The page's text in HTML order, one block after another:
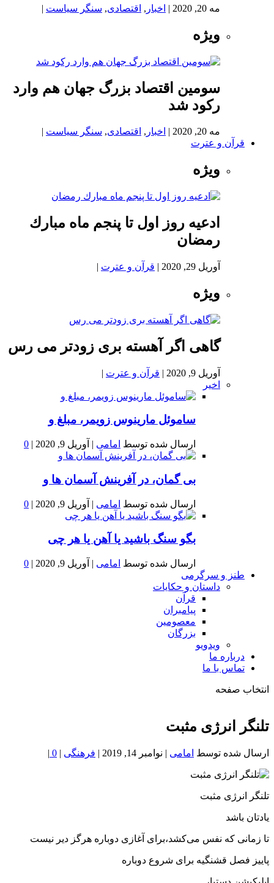
مه 20, 2020 | اخبار , اقتصادی, سنگر سیاست |
ویژه
سومین اقتصاد بزرگ جهان هم وارد
رکود شد
مه 20, 2020 | اخبار , اقتصادی, سنگر سیاست |
قرآن و عترت
ویژه
ادعيه روز اول تا پنجم ماه مبارك
رمضان
آوریل 29, 2020 | قرآن و عترت |
ویژه
گاهی اگر آهسته بری زودتر می رس
آوریل 9, 2020 | قرآن و عترت |
اخیر
ساموئل مارینوس زویمر، مبلغ و
ارسال شده توسط امامی | آوریل 9, 2020 |
0
بى گمان، در آفرينش آسمان ها و
ارسال شده توسط امامی | آوریل 9, 2020 |
0
بگو سنگ باشید یا آهن یا هر چی
ارسال شده توسط امامی | آوریل 9, 2020 |
0
طنز و سرگرمی
داستان و حکایات
قرآن
پیامبران
معصومین
بزرگان
ویدویو
درباره ما
تماس با ما
انتخاب صفحه
خون
شمال
تلنگر انرژی مثبت
ارسال شده توسط امامی | نوامبر 14, 2019 | فرهنگی |
0
|
تلنگر انرژی مثبت
یادتان باشد
تا زمانی که نفس می‌کشد،برای آغازی دوباره هرگز دیر نیست
پاییز فصل قشنگیه برای شروع دوباره